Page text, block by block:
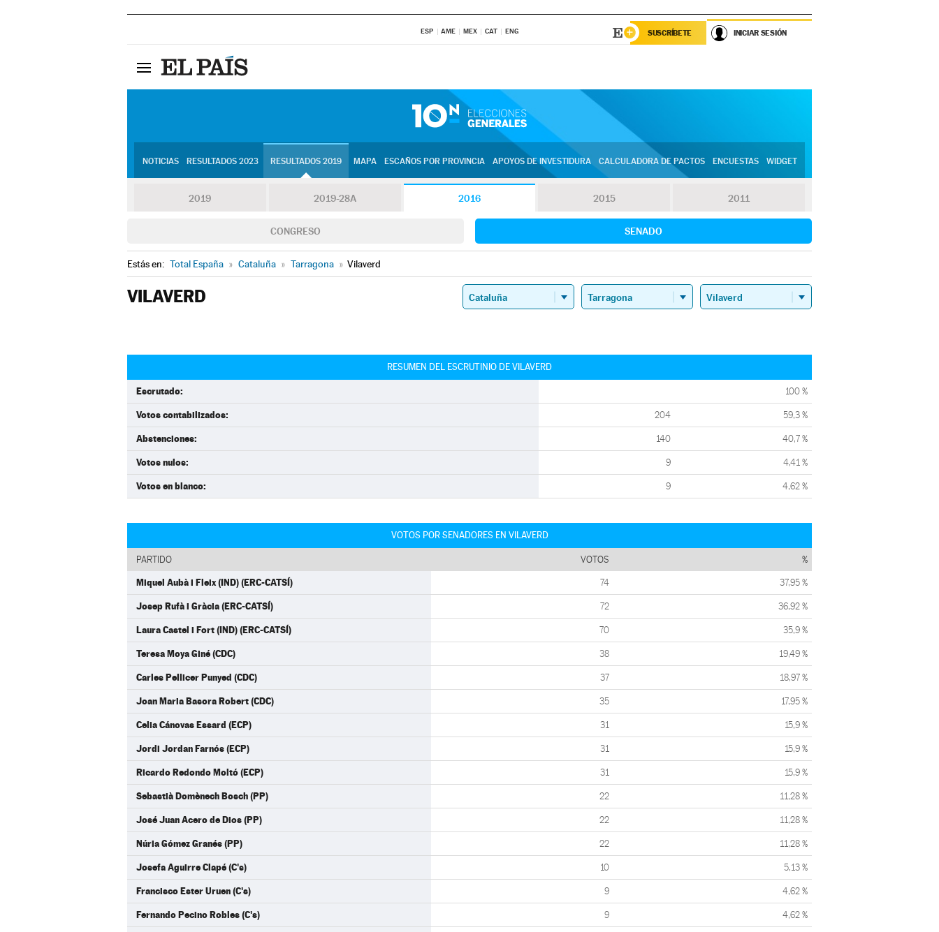
ESP AME MEX CAT ENG SUSCRÍBETE INICIAR SESIÓN
NOTICIAS RESULTADOS 2023 RESULTADOS 2019 MAPA ESCAÑOS POR PROVINCIA APOYOS DE INVESTIDURA CALCULADORA DE PACTOS ENCUESTAS WIDGET
2019 2019-28A 2016 2015 2011
CONGRESO SENADO
Estás en: Total España » Cataluña » Tarragona » Vilaverd
VILAVERD
RESUMEN DEL ESCRUTINIO DE VILAVERD
Escrutado: 100 %
Votos contabilizados: 204 59,3 %
Abstenciones: 140 40,7 %
Votos nulos: 9 4,41 %
Votos en blanco: 9 4,62 %
VOTOS POR SENADORES EN VILAVERD
PARTIDO VOTOS %
Miquel Aubà i Fleix (IND) (ERC-CATSÍ) 74 37,95 %
Josep Rufà i Gràcia (ERC-CATSÍ) 72 36,92 %
Laura Castel i Fort (IND) (ERC-CATSÍ) 70 35,9 %
Teresa Moya Giné (CDC) 38 19,49 %
Carles Pellicer Punyed (CDC) 37 18,97 %
Joan Maria Basora Robert (CDC) 35 17,95 %
Celia Cánovas Essard (ECP) 31 15,9 %
Jordi Jordan Farnós (ECP) 31 15,9 %
Ricardo Redondo Moltó (ECP) 31 15,9 %
Sebastià Domènech Bosch (PP) 22 11,28 %
José Juan Acero de Dios (PP) 22 11,28 %
Núria Gómez Granés (PP) 22 11,28 %
Josefa Aguirre Clapé (C's) 10 5,13 %
Francisco Ester Uruen (C's) 9 4,62 %
Fernando Pecino Robles (C's) 9 4,62 %